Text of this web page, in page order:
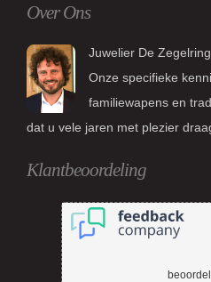
Over Ons
Juwelier De
Onze specifieke
familiewapens en
dat u vele jaren met plezier
Klantbeoordeling